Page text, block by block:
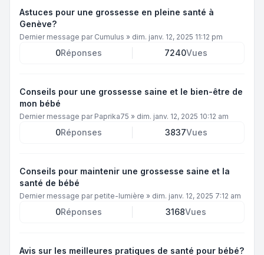
Astuces pour une grossesse en pleine santé à
Genève?
Dernier message par Cumulus » dim. janv. 12, 2025 11:12 pm
0Réponses 7240Vues
Conseils pour une grossesse saine et le bien-être de
mon bébé
Dernier message par Paprika75 » dim. janv. 12, 2025 10:12 am
0Réponses 3837Vues
Conseils pour maintenir une grossesse saine et la
santé de bébé
Dernier message par petite-lumière » dim. janv. 12, 2025 7:12 am
0Réponses 3168Vues
Avis sur les meilleures pratiques de santé pour bébé?